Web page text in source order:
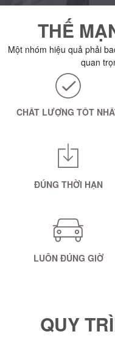
THẾ
Một nhóm hiệu quả phải
quan
CHẤT LƯỢNG TỐT
ĐÚNG THỜI HẠN
LUÔN ĐÚNG GIỜ
QUY